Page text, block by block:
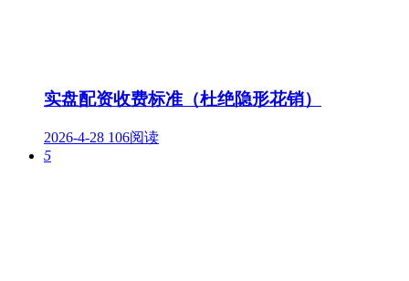
实盘配资收费标准（杜绝隐形花销）
2026-4-28 106阅读
5